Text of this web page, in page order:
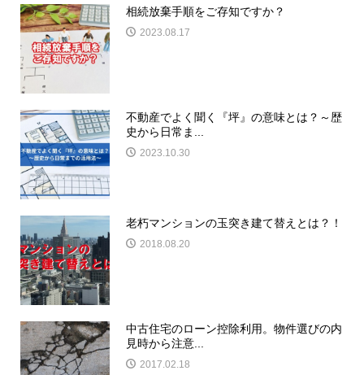
相続放棄手順をご存知ですか？
2023.08.17
不動産でよく聞く『坪』の意味とは？～歴
史から日常ま...
2023.10.30
老朽マンションの玉突き建て替えとは？！
2018.08.20
中古住宅のローン控除利用。物件選びの内
見時から注意...
2017.02.18